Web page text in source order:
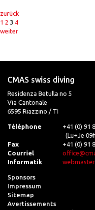
zurück
1 2 3 4
weiter
CMAS swiss diving
Residenza Betulla no 5
Via Cantonale
6595 Riazzino / TI
Téléphone
+41 (0) 91
(Lu+Je
Fax
+41 (0) 91
Courriel
Informatik
Sponsors
Impressum
Sitemap
Avertissements